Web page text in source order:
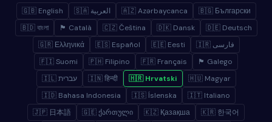
🇬🇧 English 🇸🇦 العربية 🇦🇿 Azərbaycanca
🇧🇬 Български
🇧🇩 বাংলা
🏴 Català 🇨🇿 Čeština 🇩🇰 Dansk
🇩🇪 Deutsch
🇬🇷 Ελληνικά
🇪🇸 Español 🇪🇪 Eesti
🇮🇷 فارسی
🇫🇮 Suomi
🇵🇭 Filipino 🇫🇷 Français
🏴 Galego
🇮🇱 עברית
🇮🇳 हिन्दी 🇭🇷 Hrvatski
🇭🇺 Magyar
🇮🇩 Bahasa Indonesia
🇮🇸 Íslenska
🇮🇹 Italiano
🇯🇵 日本語
🇬🇪 ქართული 🇰🇿 Қазақша
🇰🇷 한국어